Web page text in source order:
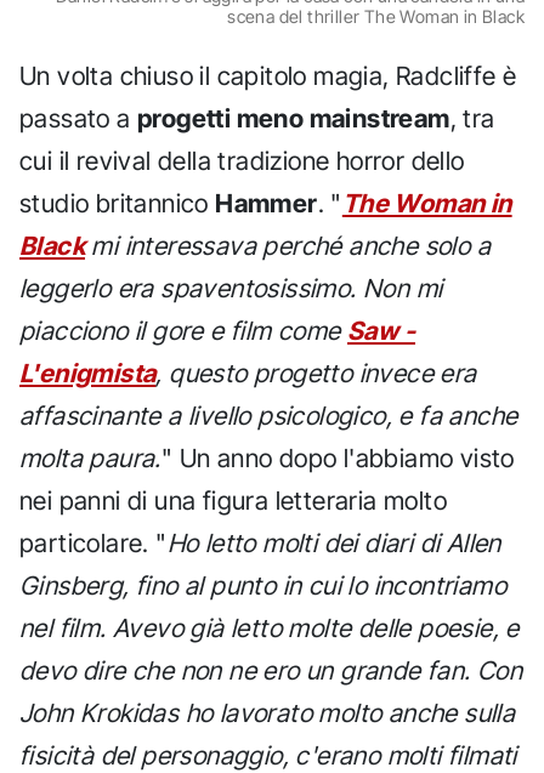
scena del thriller The Woman in Black
Un volta chiuso il capitolo magia, Radcliffe è
passato a progetti meno mainstream, tra
cui il revival della tradizione horror dello
studio britannico Hammer. " The Woman in
Blackmi interessava perché anche solo a
leggerlo era spaventosissimo. Non mi
piacciono il gore e film come Saw -
L'enigmista, questo progetto invece era
affascinante a livello psicologico, e fa anche
molta paura." Un anno dopo l'abbiamo visto
nei panni di una figura letteraria molto
particolare. "Ho letto molti dei diari di Allen
Ginsberg, fino al punto in cui lo incontriamo
nel film. Avevo già letto molte delle poesie, e
devo dire che non ne ero un grande fan. Con
John Krokidas ho lavorato molto anche sulla
fisicità del personaggio, c'erano molti filmati